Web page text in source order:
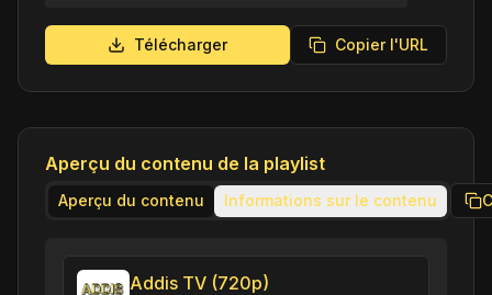
Télécharger Copier l'URL
Aperçu du contenu de la playlist
Aperçu du contenu Informations sur le contenu
Addis TV (720p)